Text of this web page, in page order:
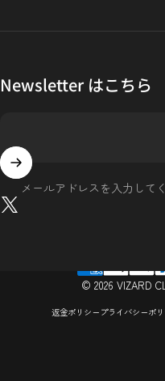
Newsletter はこちら
メールアドレスを入力して
© 2026 VIZARD
返金ポリシー プライバシーポ